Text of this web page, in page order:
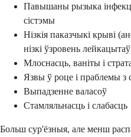
Павышаны рызыка
сістэмы
Нізкія паказчыкі крыві
нізкі ўзровень
Млоснасць, ваніты і
Язвы ў роце і праблемы з
Выпадзенне валасоў
Стамляльнасць і слабасць
Больш сур'ёзныя, але менш